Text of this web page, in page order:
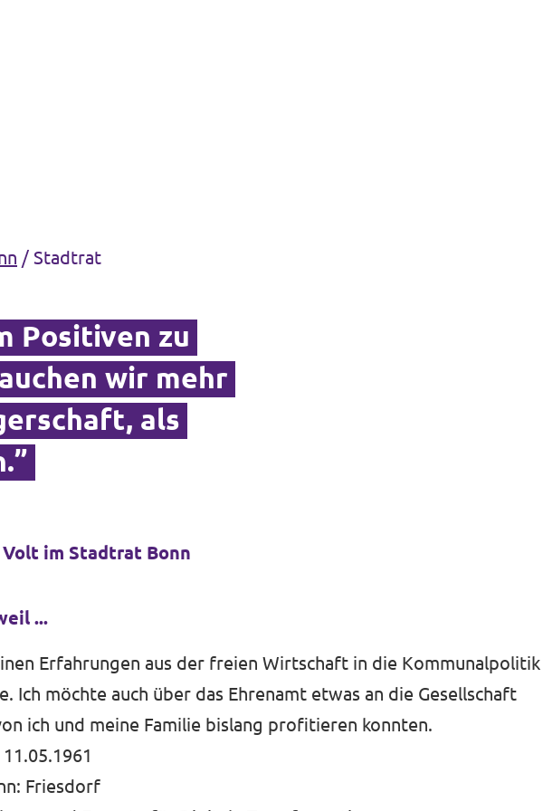
/ Stadtrat
Positiven zu
wir mehr
als
im Stadtrat Bonn
...
Erfahrungen aus der freien Wirtschaft in die Kommunalpolitik
Ich möchte auch über das Ehrenamt etwas an die Gesellschaft
ich und meine Familie bislang profitieren konnten.
Friesdorf